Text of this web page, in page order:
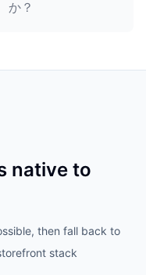
か？
native to
then fall back to
stack